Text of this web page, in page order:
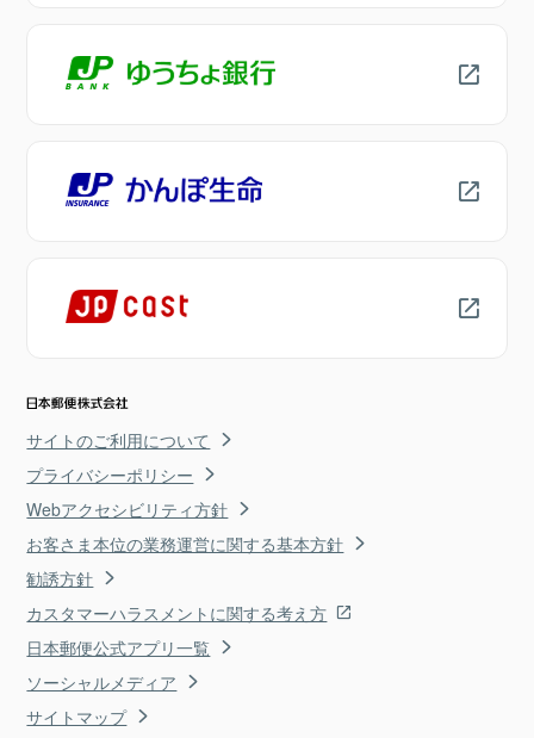
サイトのご利用について
プライバシーポリシー
Webアクセシビリティ方針
お客さま本位の業務運営に関する基本方針
勧誘方針
カスタマーハラスメントに関する考え方
日本郵便公式アプリ一覧
ソーシャルメディア
サイトマップ